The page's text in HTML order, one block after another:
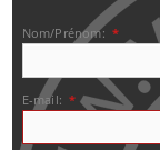
Nom/Prénom: *
E-mail: *